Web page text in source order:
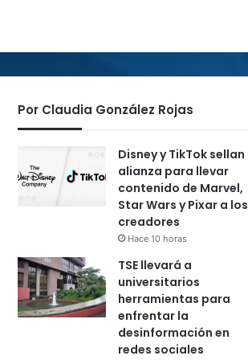
Por Claudia González Rojas
Disney y TikTok sellan
alianza para llevar
contenido de Marvel,
Star Wars y Pixar a los
creadores
Hace 10 horas
TSE llevará a
universitarios
herramientas para
enfrentar la
desinformación en
redes sociales